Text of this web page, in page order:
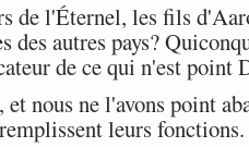
de l'Éternel, les fils
autres pays?
de ce qui n'est point
nous ne l'avons point
leurs fonctions.